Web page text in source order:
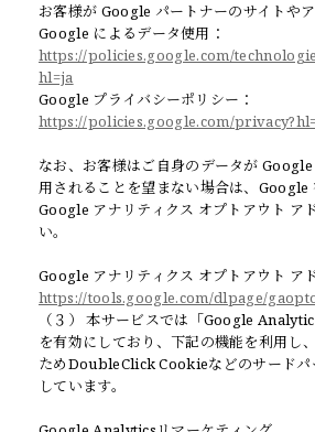
お客様が Google パートナーのサイトや
Google によるデータ使用：
https://policies.google.com/
hl=ja
Google プライバシーポリシー：
https://policies.google.com/
なお、お客様はご自身のデータが
用されることを望まない場合は、Google
Google アナリティクス オプトアウト ア
い。
Google アナリティクス オプトアウト ア
https://tools.google.com/dlpage/
（３） 本サービスでは「Google
を有効にしており、下記の機能を利用し
ためDoubleClick Cookieなどのサードパ
しています。